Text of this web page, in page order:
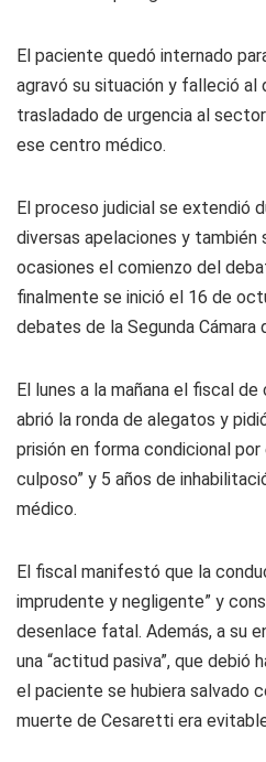
El paciente quedó internado
agravó su situación y falleció al
trasladado de urgencia al
ese centro médico.
El proceso judicial se extendió
diversas apelaciones y también
ocasiones el comienzo del
finalmente se inició el 16 de
debates de la Segunda Cámara
El lunes a la mañana el fiscal
abrió la ronda de alegatos y
prisión en forma condicional
culposo” y 5 años de
médico.
El fiscal manifestó que la
imprudente y negligente” y
desenlace fatal. Además, a su
una “actitud pasiva”, que debió
el paciente se hubiera salvado
muerte de Cesaretti era